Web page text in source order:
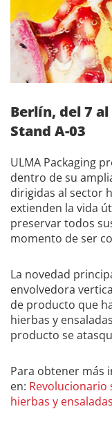
Berlín, del 7 al
Stand A-03
ULMA Packaging
dentro de su
dirigidas al sector
extienden la vida
preservar todos
momento de ser
La novedad
envolvedora
de producto que
hierbas y
producto se
Para obtener más
en: Revolucionario
hierbas y ensaladas